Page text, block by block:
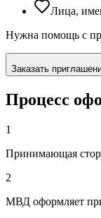
Лица,
Нужна помощь с
Заказать
Процесс
1
Принимающая
2
МВД оформляет